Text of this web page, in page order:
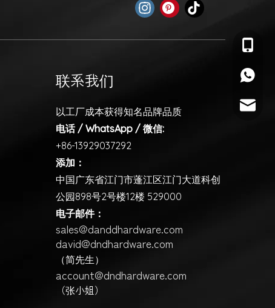
联系我们
以工厂成本获得知名品牌品质
电话 / WhatsApp / 微信:
+86-13929037292
添加：
中国广东省江门市蓬江区江门大道科创
公园898号2号楼12楼 529000
电子邮件：
sales@danddhardware.com
david@dndhardware.com
（简先生）
account@dndhardware.com
（张小姐）
+86-
+86-